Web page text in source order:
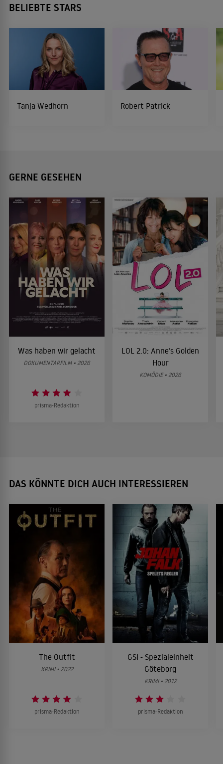
BELIEBTE STARS
Tanja Wedhorn Robert Patrick
GERNE GESEHEN
Was haben wir gelacht
DOKUMENTARFILM • 2026
prisma-Redaktion
LOL 2.0: Anne’s Golden
Hour
KOMÖDIE • 2026
DAS KÖNNTE DICH AUCH INTERESSIEREN
The Outfit
KRIMI • 2022
prisma-Redaktion
GSI - Spezialeinheit
Göteborg
KRIMI • 2012
prisma-Redaktion